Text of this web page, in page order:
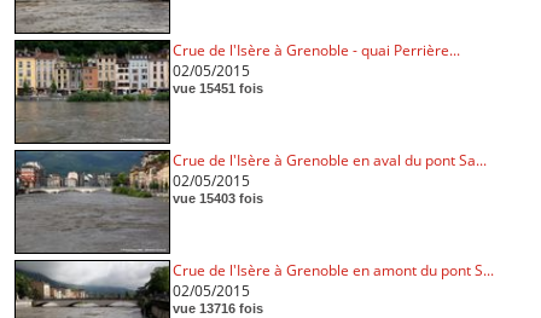
Crue de l'Isère à Grenoble - quai Perrière...
02/05/2015
vue 15451 fois
Crue de l'Isère à Grenoble en aval du pont Sa...
02/05/2015
vue 15403 fois
Crue de l'Isère à Grenoble en amont du pont S...
02/05/2015
vue 13716 fois